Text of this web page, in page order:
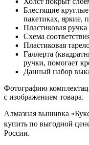
Блестящие
пакетиках, яркие,
Пластиковая
Схема
Пластиковая
Галлерта
ручки, помогает
Данный набор
Фотографию
с изображением товара.
Алмазная вышивка
купить по выгодной
России.